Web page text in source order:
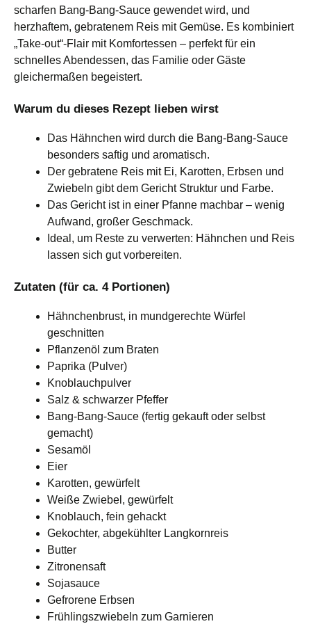
scharfen Bang‑Bang‑Sauce gewendet wird, und
herzhaftem, gebratenem Reis mit Gemüse. Es kombiniert
„Take-out“-Flair mit Komfortessen – perfekt für ein
schnelles Abendessen, das Familie oder Gäste
gleichermaßen begeistert.
Warum du dieses Rezept lieben wirst
Das Hähnchen wird durch die Bang‑Bang‑Sauce
besonders saftig und aromatisch.
Der gebratene Reis mit Ei, Karotten, Erbsen und
Zwiebeln gibt dem Gericht Struktur und Farbe.
Das Gericht ist in einer Pfanne machbar – wenig
Aufwand, großer Geschmack.
Ideal, um Reste zu verwerten: Hähnchen und Reis
lassen sich gut vorbereiten.
Zutaten (für ca. 4 Portionen)
Hähnchenbrust, in mundgerechte Würfel
geschnitten
Pflanzenöl zum Braten
Paprika (Pulver)
Knoblauchpulver
Salz & schwarzer Pfeffer
Bang‑Bang‑Sauce (fertig gekauft oder selbst
gemacht)
Sesamöl
Eier
Karotten, gewürfelt
Weiße Zwiebel, gewürfelt
Knoblauch, fein gehackt
Gekochter, abgekühlter Langkornreis
Butter
Zitronensaft
Sojasauce
Gefrorene Erbsen
Frühlingszwiebeln zum Garnieren